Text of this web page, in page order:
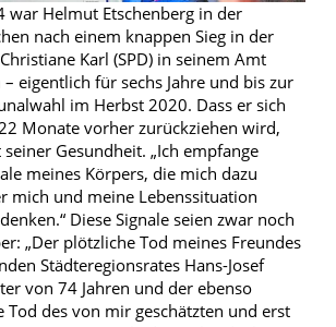
war Helmut Etschenberg in der
nach einem knappen Sieg in der
Karl (SPD) in seinem Amt
eigentlich für sechs Jahre und bis zur
im Herbst 2020. Dass er sich
Monate vorher zurückziehen wird,
Gesundheit. „Ich empfange
meines Körpers, die mich dazu
mich und meine Lebenssituation
Diese Signale seien zwar noch
„Der plötzliche Tod meines Freundes
Städteregionsrates Hans-Josef
von 74 Jahren und der ebenso
Tod des von mir geschätzten und erst